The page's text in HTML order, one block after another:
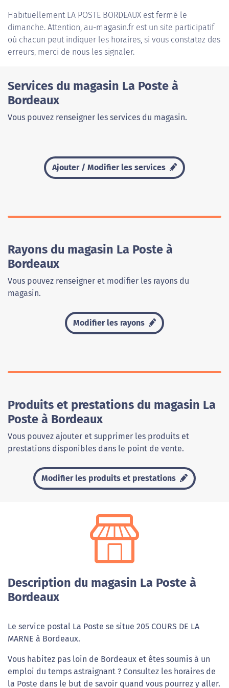
Habituellement LA POSTE BORDEAUX est fermé le
dimanche. Attention, au-magasin.fr est un site participatif
où chacun peut indiquer les horaires, si vous constatez des
erreurs, merci de nous les signaler.
Services du magasin La Poste à
Bordeaux
Vous pouvez renseigner les services du magasin.
Ajouter / Modifier les services
Rayons du magasin La Poste à
Bordeaux
Vous pouvez renseigner et modifier les rayons du
magasin.
Modifier les rayons
Produits et prestations du magasin La
Poste à Bordeaux
Vous pouvez ajouter et supprimer les produits et
prestations disponibles dans le point de vente.
Modifier les produits et prestations
Description du magasin La Poste à
Bordeaux
Le service postal La Poste se situe 205 COURS DE LA
MARNE à Bordeaux.
Vous habitez pas loin de Bordeaux et êtes soumis à un
emploi du temps astraignant ? Consultez les horaires de
la Poste dans le but de savoir quand vous pourrez y aller.